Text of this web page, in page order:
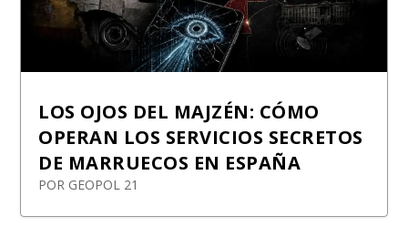
LOS OJOS DEL MAJZÉN: CÓMO
OPERAN LOS SERVICIOS SECRETOS
DE MARRUECOS EN ESPAÑA
POR GEOPOL 21